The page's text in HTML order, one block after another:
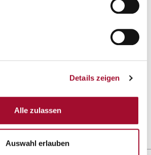
Details zeigen
Alle zulassen
Auswahl erlauben